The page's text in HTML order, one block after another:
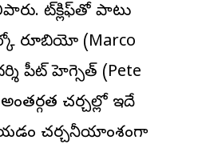
రాట్‌క్లిఫ్‌తో పాటు
రూబియో (Marco
పీట్‌ హెగ్సెత్‌ (Pete
చర్చల్లో ఇదే
చర్చనీయాంశంగా